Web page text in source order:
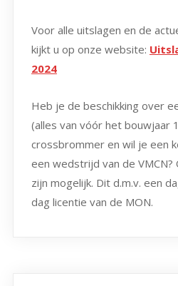
Voor alle uitslagen en de
kijkt u op onze website:
2024
Heb je de beschikking over
(alles van vóór het bouwjaar
crossbrommer en wil je een
een wedstrijd van de VMCN?
zijn mogelijk. Dit d.m.v. een
dag licentie van de MON.